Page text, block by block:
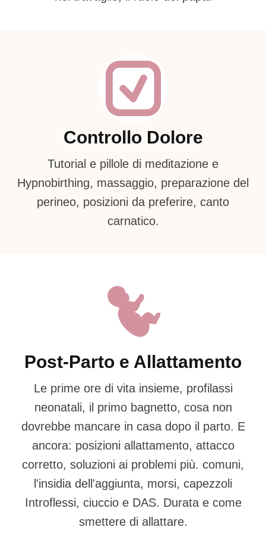
Controllo Dolore
Tutorial e pillole di meditazione e
Hypnobirthing, massaggio, preparazione del
perineo, posizioni da preferire, canto
carnatico.
Post-Parto e Allattamento
Le prime ore di vita insieme, profilassi
neonatali, il primo bagnetto, cosa non
dovrebbe mancare in casa dopo il parto. E
ancora: posizioni allattamento, attacco
corretto, soluzioni ai problemi più. comuni,
l'insidia dell'aggiunta, morsi, capezzoli
Introflessi, ciuccio e DAS. Durata e come
smettere di allattare.